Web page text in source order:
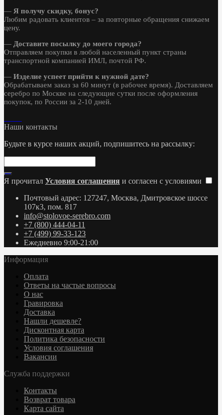
— Я получу скидку, бонус?
Любим радовать клиентов – за повторные обращения снижаем
цену.
— Доставите посылку до моего города?
Отправляем покупки в любой населенный пункт страны
транспортной компанией ИМЛ, почтой РФ.
— Изделие успеет прийти к нужной дате?
Обрабатываем заказ за 60 минут (в рабочее время). Доставляем
серебро по Москве на следующие сутки после оформления
покупок, по России за 2-10 дней.
Наши контакты
Будьте в курсе наших акций, подпишитесь на рассылку:
Я прочитал Условия соглашения и согласен с условиями
Почтовый адрес: 127247, Москва, Дмитровское шоссе
107к3, пом. 817
info@stolovoe-serebro.com
+7 (800) 444-04-11
+7 (499) 99-33-123
Ежедневно 9:00-21:00
Информация
Оплата
Ответы на частые вопросы
О нас
Гравировка
Доставка
Нашли дешевле?
Дисконтная карта
Политика безопасности
Условия соглашения
Вакансии
Служба поддержки
Контакты
Возврат товара
Карта сайта